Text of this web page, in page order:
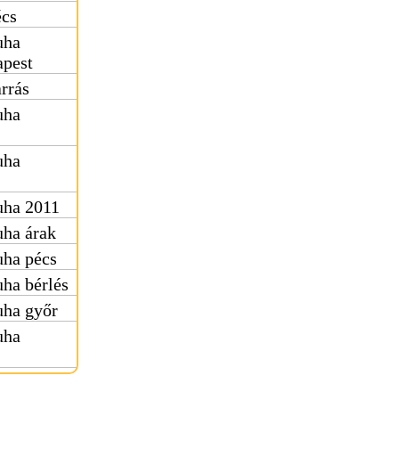
2011
árak
pécs
bérlés
győr